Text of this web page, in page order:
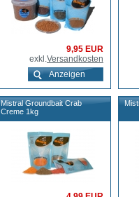
9,95 EUR
exkl.Versandkosten
Anzeigen
Mistral Groundbait Crab
Creme 1kg